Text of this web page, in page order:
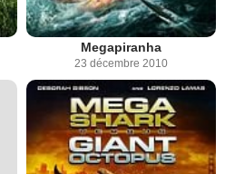
Megapiranha
23 décembre 2010